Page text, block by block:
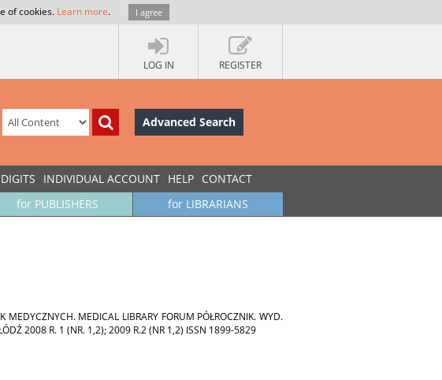
of cookies. Learn more. I agree
LOG IN REGISTER
Advanced Search
INDIVIDUAL ACCOUNT HELP CONTACT
for LIBRARIANS
for PUBLISHERS
MEDYCZNYCH. MEDICAL LIBRARY FORUM PÓŁROCZNIK. WYD.
2008 R. 1 (NR. 1,2); 2009 R.2 (NR 1,2) ISSN 1899-5829